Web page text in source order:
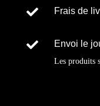
 Frais de
 Envoi le
Les produits